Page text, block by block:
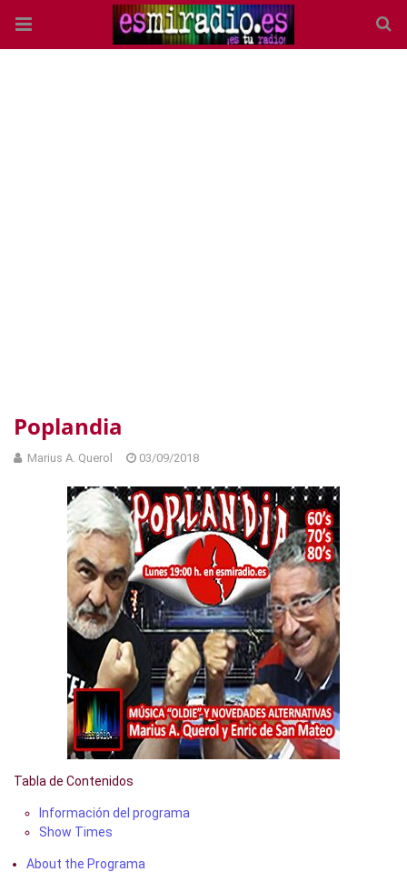
Poplandia
Marius A. Querol 03/09/2018
Tabla de Contenidos
Información del programa
Show Times
About the Programa